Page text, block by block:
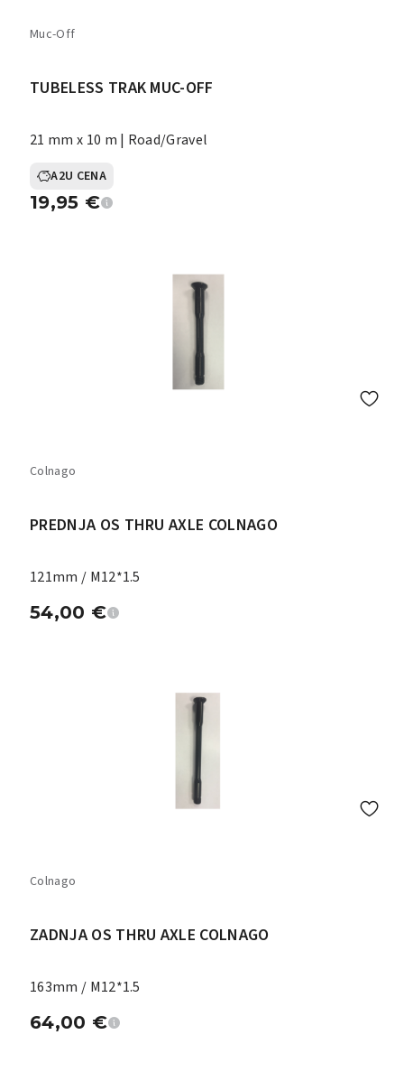
Muc-Off
TUBELESS TRAK MUC-OFF
21 mm x 10 m | Road/Gravel
A2U CENA
19,95 €
Colnago
PREDNJA OS THRU AXLE COLNAGO
121mm / M12*1.5
54,00 €
Colnago
ZADNJA OS THRU AXLE COLNAGO
163mm / M12*1.5
64,00 €